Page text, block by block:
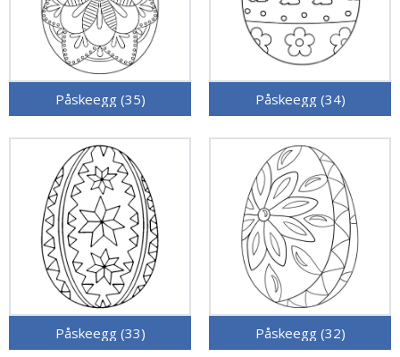
Påskeegg (35) Påskeegg (34)
Påskeegg (33) Påskeegg (32)